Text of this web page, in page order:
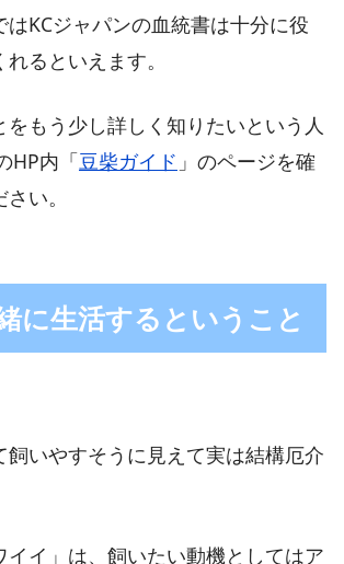
はKCジャパンの血統書は十分に役
るといえます。
をもう少し詳しく知りたいという人
HP内「豆柴ガイド 」のページを確
い。
に生活するということ
飼いやすそうに見えて実は結構厄介
イイ」は、飼いたい動機としてはア